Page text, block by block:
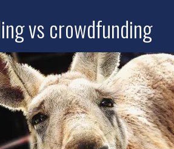
vs crowdfunding